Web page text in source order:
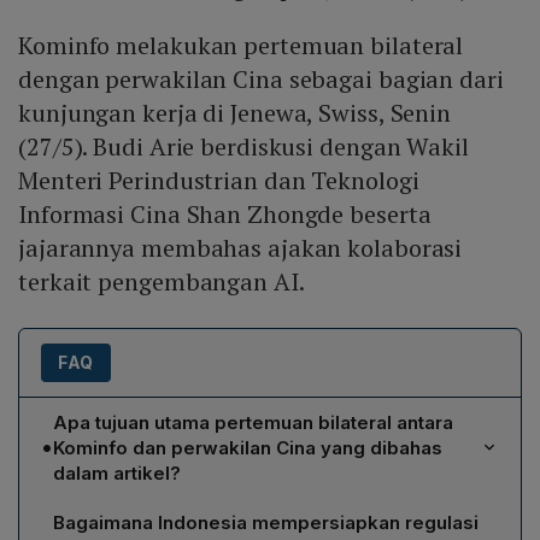
Kominfo melakukan pertemuan bilateral
dengan perwakilan Cina sebagai bagian dari
kunjungan kerja di Jenewa, Swiss, Senin
(27/5). Budi Arie berdiskusi dengan Wakil
Menteri Perindustrian dan Teknologi
Informasi Cina Shan Zhongde beserta
jajarannya membahas ajakan kolaborasi
terkait pengembangan AI.
FAQ
•
Apa tujuan utama pertemuan bilateral antara
Kominfo dan perwakilan Cina yang dibahas
dalam artikel?
Pertemuan bertujuan mengajak kolaborasi investasi
Bagaimana Indonesia mempersiapkan regulasi